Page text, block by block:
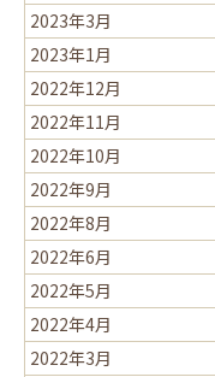
2023年3月
2023年1月
2022年12月
2022年11月
2022年10月
2022年9月
2022年8月
2022年6月
2022年5月
2022年4月
2022年3月